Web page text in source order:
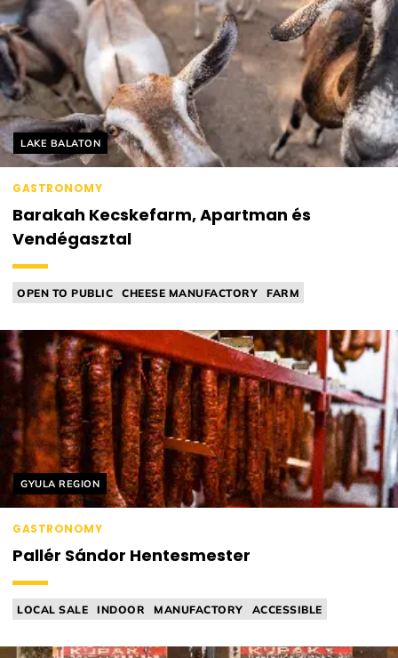
Helyszín címkék:
LAKE BALATON
GASTRONOMY
Barakah Kecskefarm, Apartman és
Vendégasztal
OPEN TO PUBLIC CHEESE MANUFACTORY
FARM
Helyszín címkék:
GYULA REGION
GASTRONOMY
Pallér Sándor Hentesmester
LOCAL SALE INDOOR MANUFACTORY
ACCESSIBLE